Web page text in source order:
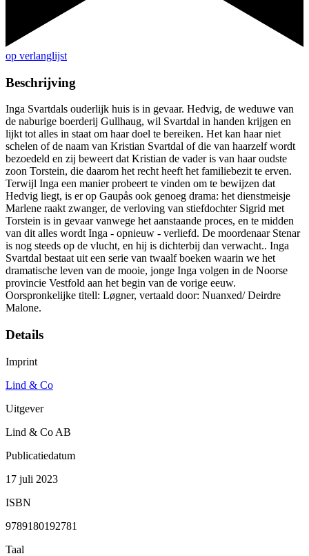
op verlanglijst
Beschrijving
Inga Svartdals ouderlijk huis is in gevaar. Hedvig, de weduwe van
de naburige boerderij Gullhaug, wil Svartdal in handen krijgen en
lijkt tot alles in staat om haar doel te bereiken. Het kan haar niet
schelen of de naam van Kristian Svartdal of die van haarzelf wordt
bezoedeld en zij beweert dat Kristian de vader is van haar oudste
zoon Torstein, die daarom het recht heeft het familiebezit te erven.
Terwijl Inga een manier probeert te vinden om te bewijzen dat
Hedvig liegt, is er op Gaupås ook genoeg drama: het dienstmeisje
Marlene raakt zwanger, de verloving van stiefdochter Sigrid met
Torstein is in gevaar vanwege het aanstaande proces, en te midden
van dit alles wordt Inga - opnieuw - verliefd. De moordenaar Stenar
is nog steeds op de vlucht, en hij is dichterbij dan verwacht.. Inga
Svartdal bestaat uit een serie van twaalf boeken waarin we het
dramatische leven van de mooie, jonge Inga volgen in de Noorse
provincie Vestfold aan het begin van de vorige eeuw.
Oorspronkelijke titell: Løgner, vertaald door: Nuanxed/ Deirdre
Malone.
Details
Imprint
Lind & Co
Uitgever
Lind & Co AB
Publicatiedatum
17 juli 2023
ISBN
9789180192781
Taal